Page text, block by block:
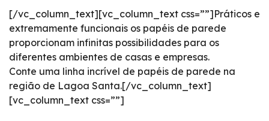
[/vc_column_text][vc_column_text css=””]Práticos e
extremamente funcionais os papéis de parede
proporcionam infinitas possibilidades para os
diferentes ambientes de casas e empresas.
Conte uma linha incrível de papéis de parede na
região de Lagoa Santa.[/vc_column_text]
[vc_column_text css=””]